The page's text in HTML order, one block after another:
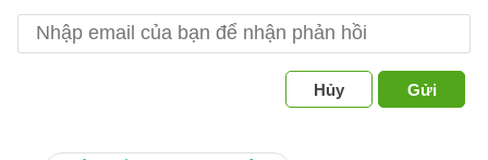
Hủy Gửi